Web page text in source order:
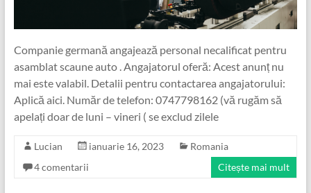
Companie germană angajează personal necalificat pentru
asamblat scaune auto . Angajatorul oferă: Acest anunț nu
mai este valabil. Detalii pentru contactarea angajatorului:
Aplică aici. Număr de telefon: 0747798162 (vă rugăm să
apelați doar de luni – vineri ( se exclud zilele
Lucian ianuarie 16, 2023
Romania
4 comentarii
Citește mai mult